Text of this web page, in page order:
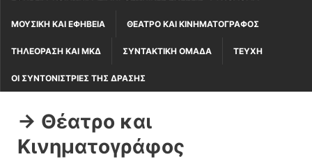
ΜΟΥΣΙΚΉ ΚΑΙ ΕΦΗΒΕΊΑ ΘΈΑΤΡΟ ΚΑΙ ΚΙΝΗΜΑΤΟΓΡΆΦΟΣ
ΤΗΛΕΌΡΑΣΗ ΚΑΙ ΜΚΔ ΣΥΝΤΑΚΤΙΚΉ ΟΜΆΔΑ ΤΕΎΧΗ
ΟΙ ΣΥΝΤΟΝΙΣΤΡΙΕΣ ΤΗΣ ΔΡΑΣΗΣ
-> Θέατρο και
Κινηματογράφος